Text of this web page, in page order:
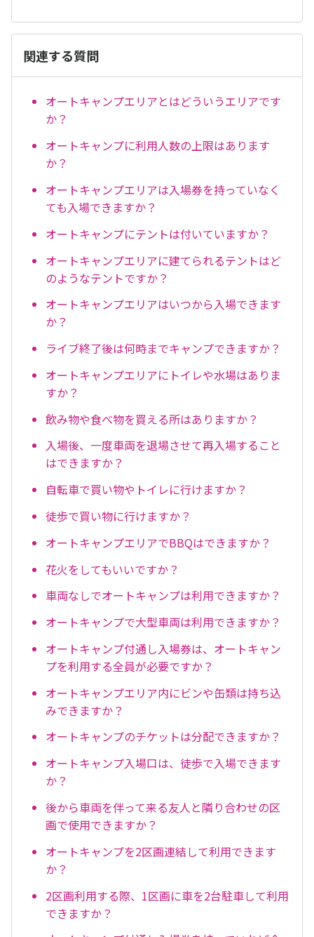
関連する質問
オートキャンプエリアとはどういうエリアです
か？
オートキャンプに利用人数の上限はあります
か？
オートキャンプエリアは入場券を持っていなく
ても入場できますか？
オートキャンプにテントは付いていますか？
オートキャンプエリアに建てられるテントはど
のようなテントですか？
オートキャンプエリアはいつから入場できます
か？
ライブ終了後は何時までキャンプできますか？
オートキャンプエリアにトイレや水場はありま
すか？
飲み物や食べ物を買える所はありますか？
入場後、一度車両を退場させて再入場すること
はできますか？
自転車で買い物やトイレに行けますか？
徒歩で買い物に行けますか？
オートキャンプエリアでBBQはできますか？
花火をしてもいいですか？
車両なしでオートキャンプは利用できますか？
オートキャンプで大型車両は利用できますか？
オートキャンプ付通し入場券は、オートキャン
プを利用する全員が必要ですか？
オートキャンプエリア内にビンや缶類は持ち込
みできますか？
オートキャンプのチケットは分配できますか？
オートキャンプ入場口は、徒歩で入場できます
か？
後から車両を伴って来る友人と隣り合わせの区
画で使用できますか？
オートキャンプを2区画連結して利用できます
か？
2区画利用する際、1区画に車を2台駐車して利用
できますか？